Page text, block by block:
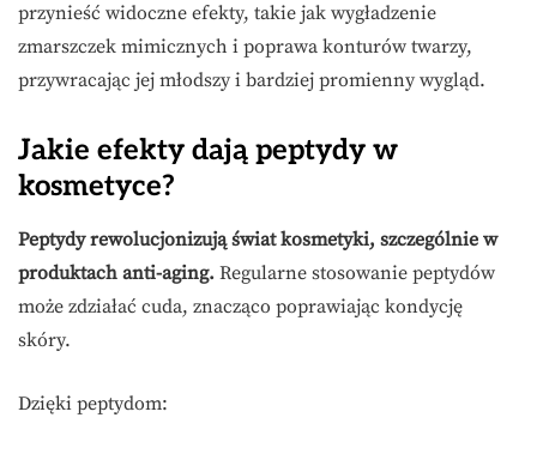
przynieść widoczne efekty, takie jak wygładzenie
zmarszczek mimicznych i poprawa konturów twarzy,
przywracając jej młodszy i bardziej promienny wygląd.
Jakie efekty dają peptydy w
kosmetyce?
Peptydy rewolucjonizują świat kosmetyki, szczególnie w
produktach anti-aging. Regularne stosowanie peptydów
może zdziałać cuda, znacząco poprawiając kondycję
skóry.
Dzięki peptydom: